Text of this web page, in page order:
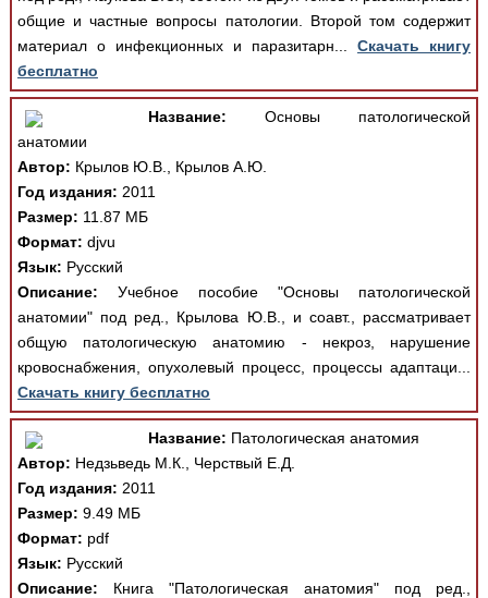
общие и частные вопросы патологии. Второй том содержит
материал о инфекционных и паразитарн...Скачать книгу
бесплатно
Название: Основы патологической
анатомии
Автор: Крылов Ю.В., Крылов А.Ю.
Год издания: 2011
Размер: 11.87 МБ
Формат: djvu
Язык: Русский
Описание: Учебное пособие "Основы патологической
анатомии" под ред., Крылова Ю.В., и соавт., рассматривает
общую патологическую анатомию - некроз, нарушение
кровоснабжения, опухолевый процесс, процессы адаптаци...
Скачать книгу бесплатно
Название: Патологическая анатомия
Автор: Недзьведь М.К., Черствый Е.Д.
Год издания: 2011
Размер: 9.49 МБ
Формат: pdf
Язык: Русский
Описание: Книга "Патологическая анатомия" под ред.,